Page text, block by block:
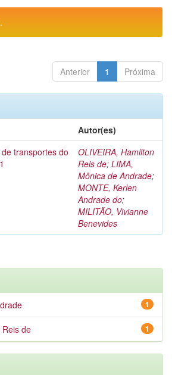
Anterior 1 Próxima
Autor(es)
transportes do
OLIVEIRA, Hamilton
Reis de; LIMA,
Mônica de Andrade;
MONTE, Kerlen
Andrade do;
MILITÃO, Vivianne
Benevides
1
1
Reis de